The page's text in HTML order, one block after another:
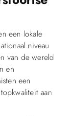
een lokale
niveau
van de wereld
en
een
aan